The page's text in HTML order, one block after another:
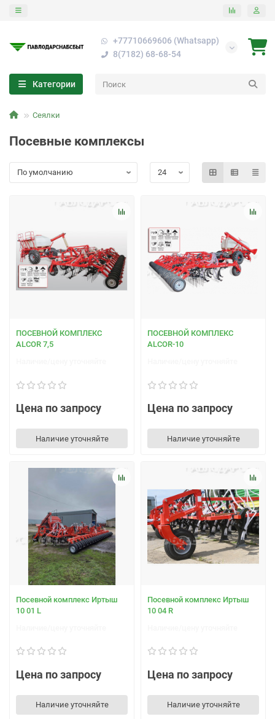
+77710669606 (Whatsapp)
8(7182) 68-68-54
Категории
Сеялки
Посевные комплексы
ПОСЕВНОЙ КОМПЛЕКС
ALCOR 7,5
Цена по запросу
Наличие уточняйте
ПОСЕВНОЙ КОМПЛЕКС
ALCOR-10
Цена по запросу
Наличие уточняйте
Посевной комплекс Иртыш
10 01 L
Цена по запросу
Наличие уточняйте
Посевной комплекс Иртыш
10 04 R
Цена по запросу
Наличие уточняйте